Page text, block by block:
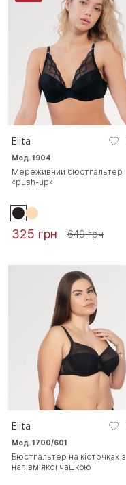
Elita
Мод. 1904
Мереживний бюстгальтер
«push-up»
325 грн 649 грн
Elita
Мод. 1700/601
Бюстгальтер на кісточках з
напівм'якої чашкою